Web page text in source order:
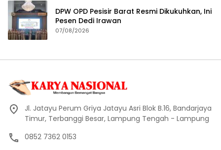
DPW OPD Pesisir Barat Resmi Dikukuhkan, Ini
Pesen Dedi Irawan
07/08/2026
Jl. Jatayu Perum Griya Jatayu Asri Blok B.16, Bandarjaya
Timur, Terbanggi Besar, Lampung Tengah - Lampung
0852 7362 0153